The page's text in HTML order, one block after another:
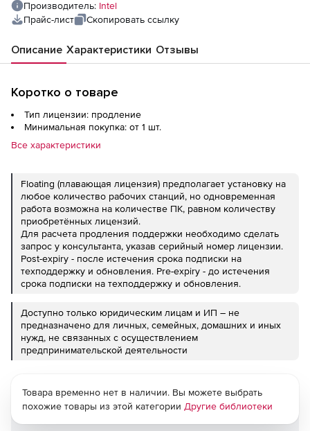
Производитель: Intel
Прайс-лист
Скопировать ссылку
Описание Характеристики Отзывы
Коротко о товаре
Тип лицензии: продление
Минимальная покупка: от 1 шт.
Все характеристики
Floating (плавающая лицензия) предполагает установку на
любое количество рабочих станций, но одновременная
работа возможна на количестве ПК, равном количеству
приобретённых лицензий.
Для расчета продления поддержки необходимо сделать
запрос у консультанта, указав серийный номер лицензии.
Post-expiry - после истечения срока подписки на
техподдержку и обновления. Pre-expiry - до истечения
срока подписки на техподдержку и обновления.
Доступно только юридическим лицам и ИП – не
предназначено для личных, семейных, домашних и иных
нужд, не связанных с осуществлением
предпринимательской деятельности
Товара временно нет в наличии. Вы можете выбрать
похожие товары из этой категории Другие библиотеки